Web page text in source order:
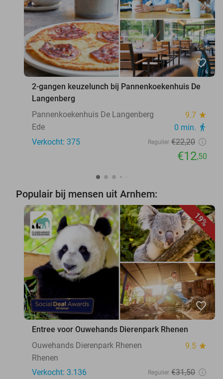
favorite_border
2-gangen keuzelunch bij Pannenkoekenhuis De
Langenberg
Pannenkoekenhuis De Langenberg
9.7 star
Ede 0 min. directions_walk
Verkocht: 375 Regulier €22,20
€12,50
Populair bij mensen uit Arnhem:
19%
favorite_border
Entree voor Ouwehands Dierenpark Rhenen
Ouwehands Dierenpark Rhenen
9.5 star
Rhenen
Verkocht: 3.136
Regulier €31,50